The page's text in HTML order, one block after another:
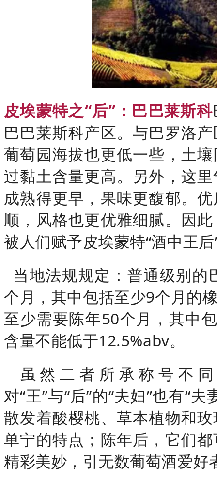
皮埃蒙特之“后”：巴巴莱斯科
巴巴莱斯科产区。与巴罗洛
葡萄园海拔也更低一些，土
过黏土含量更高。另外，这
成熟得更早，果味更馥郁。
顺，风格也更优雅细腻。因
被人们赋予皮埃蒙特“酒中王
当地法规规定：普通级别
个月，其中包括至少9个月的
至少需要陈年50个月，其中
含量不能低于12.5%abv。
虽然二者所承称号不
对“王”与“后”的“夫妇”也有“
散发着酸樱桃、草本植物和
单宁的特点；陈年后，它们
精彩美妙，引无数葡萄酒爱好